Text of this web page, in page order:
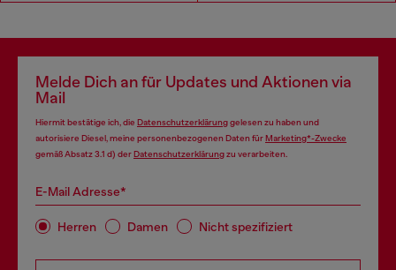
Melde Dich an für Updates und Aktionen via
Mail
Hiermit bestätige ich, die Datenschutzerklärunggelesen zu haben und
autorisiere Diesel, meine personenbezogenen Daten fürMarketing*-Zwecke
gemäß Absatz 3.1 d) derDatenschutzerklärungzu verarbeiten.
E-Mail Adresse*
Herren Damen Nicht spezifiziert